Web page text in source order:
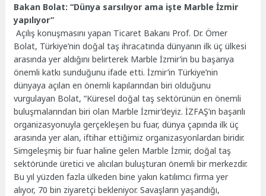
Bakan Bolat: “Dünya sarsılıyor ama işte Marble İzmir
yapılıyor”
Açılış konuşmasını yapan Ticaret Bakanı Prof. Dr. Ömer
Bolat, Türkiye’nin doğal taş ihracatında dünyanın ilk üç ülkesi
arasında yer aldığını belirterek Marble İzmir’in bu başarıya
önemli katkı sunduğunu ifade etti. İzmir’in Türkiye’nin
dünyaya açılan en önemli kapılarından biri olduğunu
vurgulayan Bolat, “Küresel doğal taş sektörünün en önemli
buluşmalarından biri olan Marble İzmir’deyiz. İZFAŞ’ın başarılı
organizasyonuyla gerçekleşen bu fuar, dünya çapında ilk üç
arasında yer alan, iftihar ettiğimiz organizasyonlardan biridir.
Simgeleşmiş bir fuar haline gelen Marble İzmir, doğal taş
sektöründe üretici ve alıcıları buluşturan önemli bir merkezdir.
Bu yıl yüzden fazla ülkeden bine yakın katılımcı firma yer
alıyor, 70 bin ziyaretçi bekleniyor. Savaşların yaşandığı,